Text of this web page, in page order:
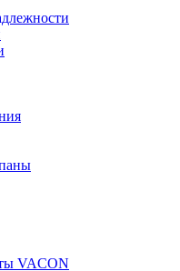
VACON